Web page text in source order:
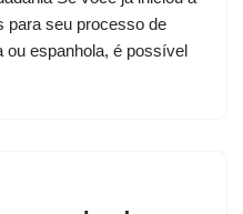
para seu processo de
ou espanhola, é possível